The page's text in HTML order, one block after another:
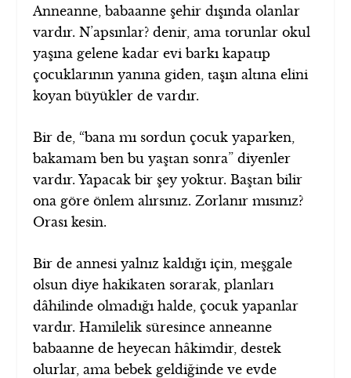
Anneanne, babaanne şehir dışında olanlar
vardır. N’apsınlar? denir, ama torunlar okul
yaşına gelene kadar evi barkı kapatıp
çocuklarının yanına giden, taşın altına elini
koyan büyükler de vardır.
Bir de, “bana mı sordun çocuk yaparken,
bakamam ben bu yaştan sonra” diyenler
vardır. Yapacak bir şey yoktur. Baştan bilir
ona göre önlem alırsınız. Zorlanır mısınız?
Orası kesin.
Bir de annesi yalnız kaldığı için, meşgale
olsun diye hakikaten sorarak, planları
dâhilinde olmadığı halde, çocuk yapanlar
vardır. Hamilelik süresince anneanne
babaanne de heyecan hâkimdir, destek
olurlar, ama bebek geldiğinde ve evde